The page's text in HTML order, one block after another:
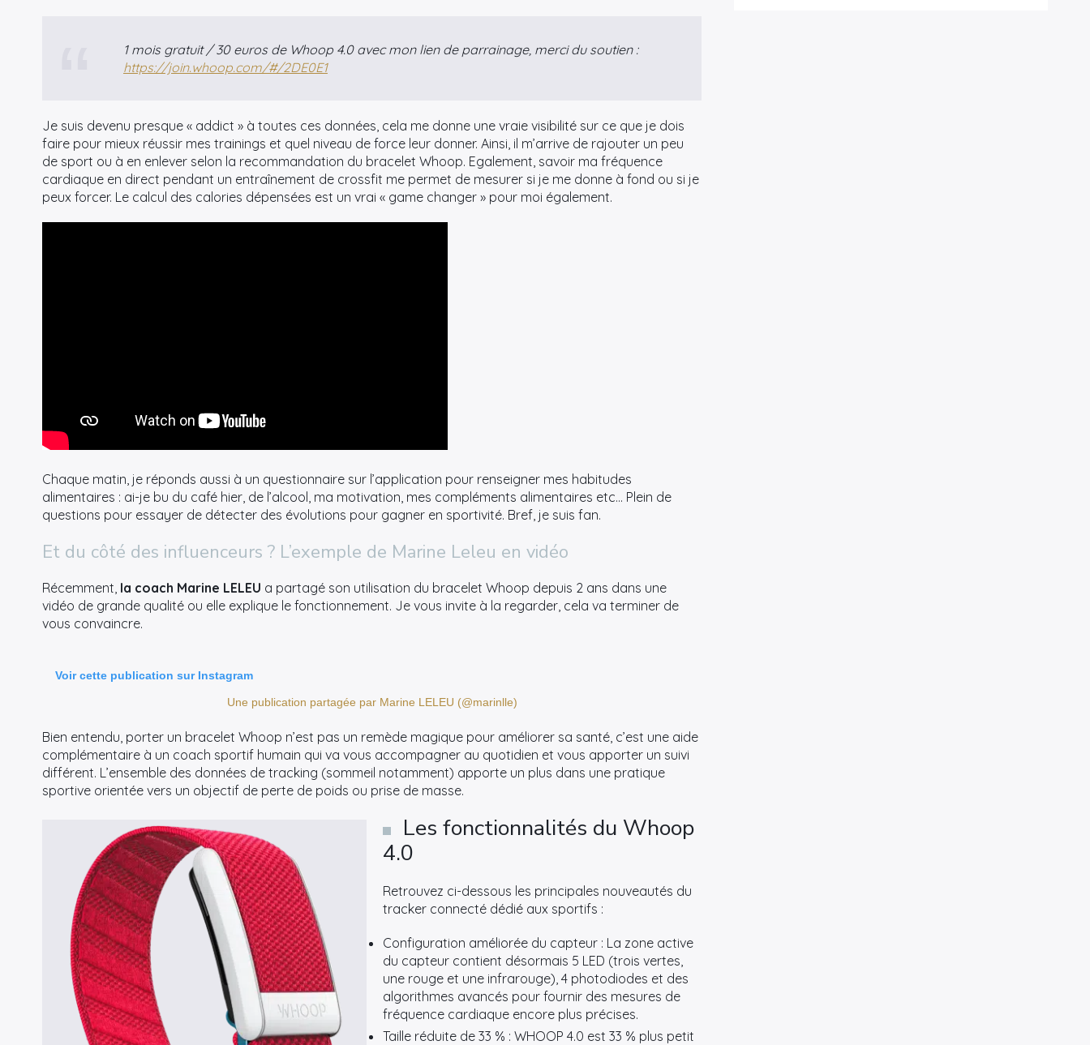
1 mois gratuit / 30 euros de Whoop 4.0 avec mon lien de parrainage, merci du soutien :
https://join.whoop.com/#/2DE0E1
Je suis devenu presque « addict » à toutes ces données, cela me donne une vraie visibilité sur ce que je dois
faire pour mieux réussir mes trainings et quel niveau de force leur donner. Ainsi, il m’arrive de rajouter un peu
de sport ou à en enlever selon la recommandation du bracelet Whoop. Egalement, savoir ma fréquence
cardiaque en direct pendant un entraînement de crossfit me permet de mesurer si je me donne à fond ou si je
peux forcer. Le calcul des calories dépensées est un vrai « game changer » pour moi également.
Chaque matin, je réponds aussi à un questionnaire sur l’application pour renseigner mes habitudes
alimentaires : ai-je bu du café hier, de l’alcool, ma motivation, mes compléments alimentaires etc… Plein de
questions pour essayer de détecter des évolutions pour gagner en sportivité. Bref, je suis fan.
Et du côté des influenceurs ? L’exemple de Marine Leleu en vidéo
Récemment, la coach Marine LELEU a partagé son utilisation du bracelet Whoop depuis 2 ans dans une
vidéo de grande qualité ou elle explique le fonctionnement. Je vous invite à la regarder, cela va terminer de
vous convaincre.
Voir cette publication sur Instagram
Une publication partagée par Marine LELEU (@marinlle)
Bien entendu, porter un bracelet Whoop n’est pas un remède magique pour améliorer sa santé, c’est une aide
complémentaire à un coach sportif humain qui va vous accompagner au quotidien et vous apporter un suivi
différent. L’ensemble des données de tracking (sommeil notamment) apporte un plus dans une pratique
sportive orientée vers un objectif de perte de poids ou prise de masse.
Les fonctionnalités du Whoop
4.0
Retrouvez ci-dessous les principales nouveautés du
tracker connecté dédié aux sportifs :
Configuration améliorée du capteur : La zone active
du capteur contient désormais 5 LED (trois vertes,
une rouge et une infrarouge), 4 photodiodes et des
algorithmes avancés pour fournir des mesures de
fréquence cardiaque encore plus précises.
Taille réduite de 33 % : WHOOP 4.0 est 33 % plus petit